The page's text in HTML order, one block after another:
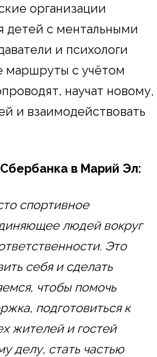
организации
детей с ментальными
и психологи
маршруты с учётом
научат новому,
и взаимодействовать
в Марий Эл:
спортивное
людей вокруг
Это
себя и сделать
чтобы помочь
подготовиться к
жителей и гостей
делу, стать частью